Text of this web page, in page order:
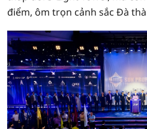
điểm, ôm trọn cảnh sắc Đà